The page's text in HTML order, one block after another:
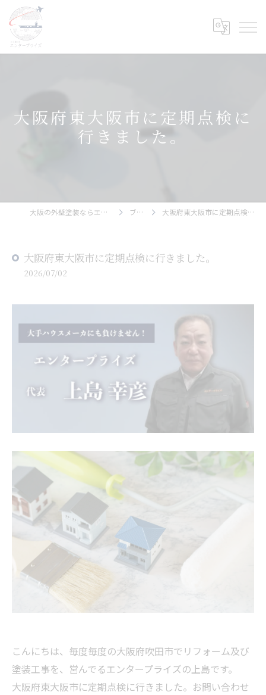
大阪府東大阪市に定期点検に
行きました。
大阪の外壁塗装ならエンタープライズ ブログ 大阪府東大阪市に定期点検に行きました。
大阪府東大阪市に定期点検に行きました。
2026/07/02
こんにちは、毎度毎度の大阪府吹田市でリフォーム及び
塗装工事を、営んでるエンタープライズの上島です。
大阪府東大阪市に定期点検に行きました。お問い合わせ